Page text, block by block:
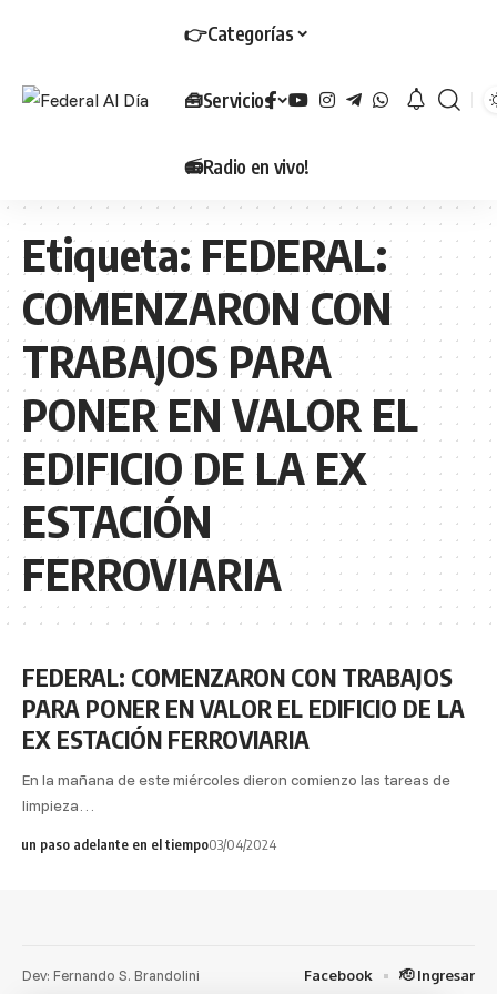
👉Categorías
🧰Servicios
📻Radio en vivo!
Etiqueta: FEDERAL:
COMENZARON CON
TRABAJOS PARA
PONER EN VALOR EL
EDIFICIO DE LA EX
ESTACIÓN
FERROVIARIA
FEDERAL: COMENZARON CON TRABAJOS
PARA PONER EN VALOR EL EDIFICIO DE LA
EX ESTACIÓN FERROVIARIA
En la mañana de este miércoles dieron comienzo las tareas de
limpieza…
un paso adelante en el tiempo03/04/2024
Dev: Fernando S. Brandolini Facebook 🫡 Ingresar